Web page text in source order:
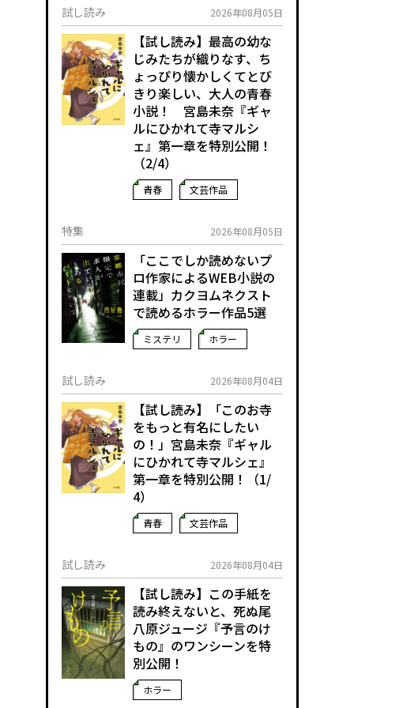
試し読み 2026年08月05日
【試し読み】最高の幼な
じみたちが織りなす、ち
ょっぴり懐かしくてとび
きり楽しい、大人の青春
小説！ 宮島未奈『ギャ
ルにひかれて寺マルシ
ェ』第一章を特別公開！
（2/4）
青春 文芸作品
特集 2026年08月05日
「ここでしか読めないプ
ロ作家によるWEB小説の
連載」――カクヨムネクスト
で読めるホラー作品5選
ミステリ ホラー
試し読み 2026年08月04日
【試し読み】「このお寺
をもっと有名にしたい
の！」宮島未奈『ギャル
にひかれて寺マルシェ』
第一章を特別公開！（1/
4）
青春 文芸作品
試し読み 2026年08月04日
【試し読み】この手紙を
読み終えないと、死ぬ――尾
八原ジュージ『予言のけ
もの』のワンシーンを特
別公開！
ホラー